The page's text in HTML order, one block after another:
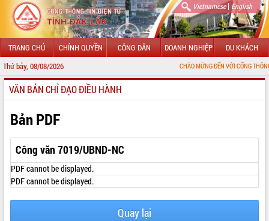
Vietnamese| English
TRANG CHỦ CHÍNH QUYỀN CÔNG DÂN DOANH NGHIỆP DU KHÁCH
Thứ bảy, 08/08/2026 CHÀO MỪNG ĐẾN VỚI CỔNG THÔNG TIN ĐIỆN
GIỚI THIỆU
LÃNH ĐẠO UBND TỈNH
TIN TỨC SỰ KIỆN
SỞ, BAN, NGÀNH
UBND CÁC XÃ, PHƯỜNG
VĂN BẢN CHỈ ĐẠO ĐIỀU HÀNH
Bản PDF
Công văn 7019/UBND-NC
PDF cannot be displayed.
PDF cannot be displayed.
Quay lại